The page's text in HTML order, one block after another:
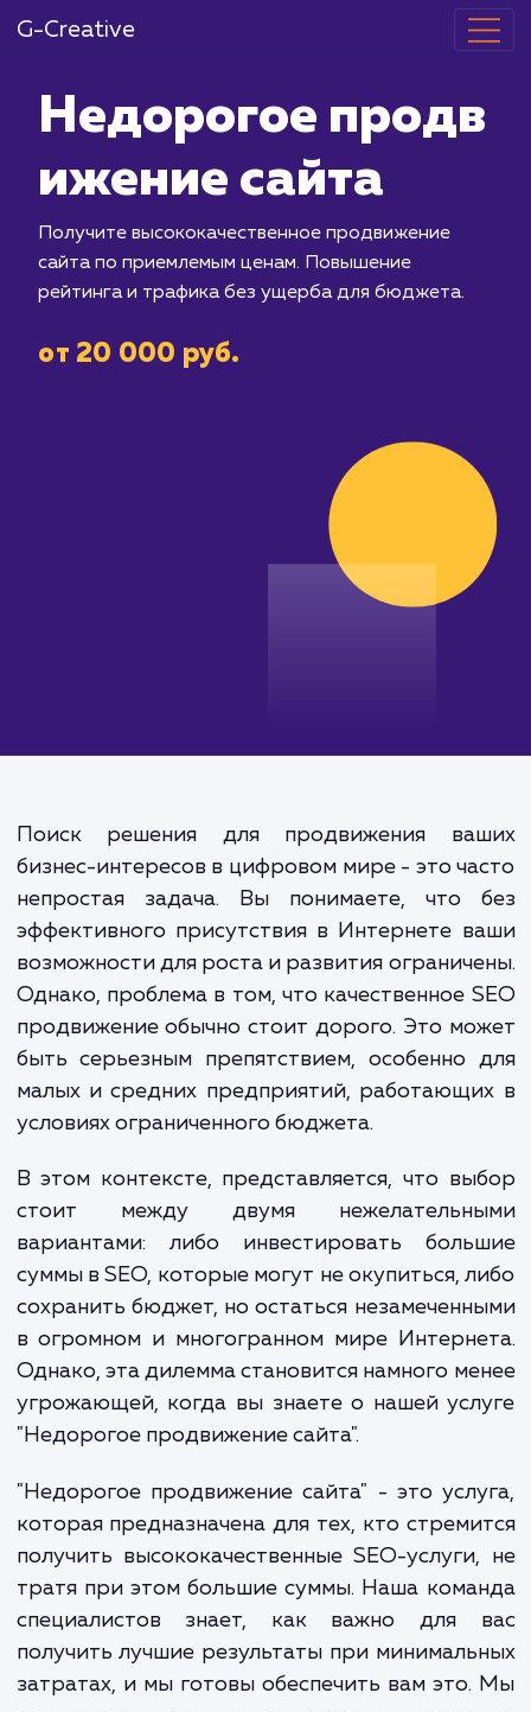
G-Creative
Недорогое
ижение
сайта по приемлемым ценам.
от 20 000 руб.
Поиск решения для продвижения
бизнес-интересов в цифровом мире - это
непростая задача. Вы понимаете, что
эффективного присутствия в Интернете
возможности для роста и развития
Однако, проблема в том, что качественное
продвижение обычно стоит дорого. Это
быть серьезным препятствием, особенно
малых и средних предприятий,
условиях ограниченного бюджета.
В этом контексте, представляется, что
стоит между двумя
вариантами: либо инвестировать
суммы в SEO, которые могут не окупиться,
сохранить бюджет, но остаться
в огромном и многогранном мире
Однако, эта дилемма становится намного
угрожающей, когда вы знаете о нашей
"Недорогое продвижение сайта".
"Недорогое продвижение сайта" - это
которая предназначена для тех, кто